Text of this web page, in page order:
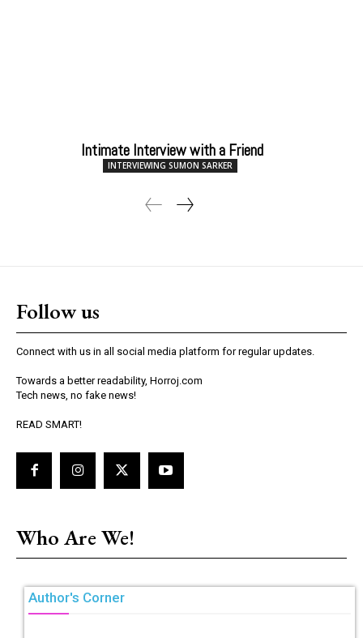
Intimate Interview with a Friend
INTERVIEWING SUMON SARKER
Follow us
Connect with us in all social media platform for regular updates.
Towards a better readability, Horroj.com
Tech news, no fake news!
READ SMART!
Who Are We!
Author's Corner